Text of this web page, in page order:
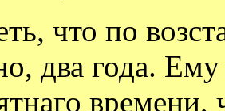
что по
два года.